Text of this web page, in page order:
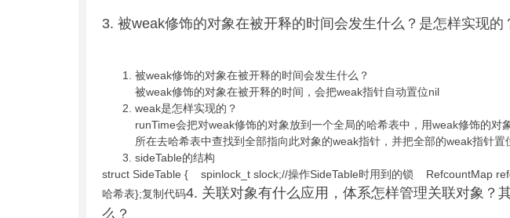
3. 被weak修饰的对象在被开释的时间会发生什么？是怎样实现
被weak修饰的对象在被开释的时间会发生什么？
被weak修饰的对象在被开释的时间，会把weak指针自动置位nil
weak是怎样实现的？
runTime会把对weak修饰的对象放到一个全局的哈希表中，用weak修饰的
所在去哈希表中查找到全部指向此对象的weak指针，并把全部的weak指针置
sideTable的结构
struct SideTable { spinlock_t slock;//操作SideTable时用到的锁 RefcountMap
哈希表};复制代码4. 关联对象有什么应用，体系怎样管理关联对象？
么？